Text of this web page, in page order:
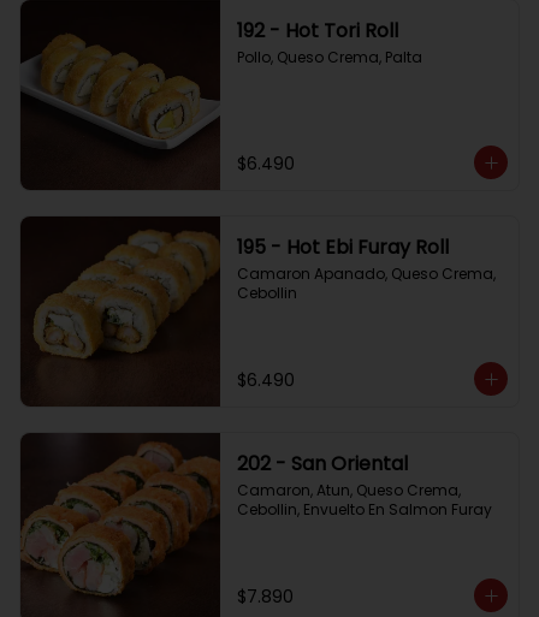
192 - Hot Tori Roll
Pollo, Queso Crema, Palta
$6.490
195 - Hot Ebi Furay Roll
Camaron Apanado, Queso Crema,
Cebollin
$6.490
202 - San Oriental
Camaron, Atun, Queso Crema,
Cebollin, Envuelto En Salmon Furay
$7.890